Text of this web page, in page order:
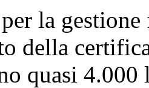
la
della
quasi 4.000